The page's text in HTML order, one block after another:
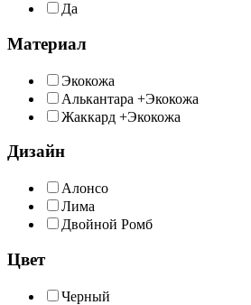
Да
Материал
Экокожа
Алькантара +Экокожа
Жаккард +Экокожа
Дизайн
Алонсо
Лима
Двойной Ромб
Цвет
Черный